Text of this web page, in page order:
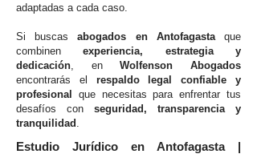
adaptadas a cada caso.
Si buscasabogados en Antofagastaque
combinenexperiencia, estrategia y
dedicación, enWolfenson Abogados
encontrarás el respaldo legal confiable y
profesional
que necesitas para enfrentar tus
desafíos con seguridad, transparencia y
tranquilidad .
Estudio Jurídico en Antofagasta |